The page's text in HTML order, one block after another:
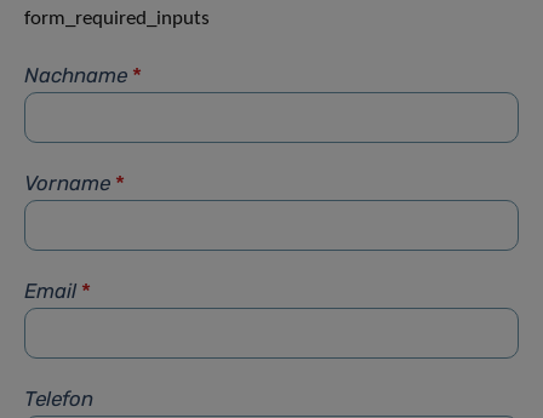
form_required_inputs
Nachname *
Vorname *
Email *
Telefon